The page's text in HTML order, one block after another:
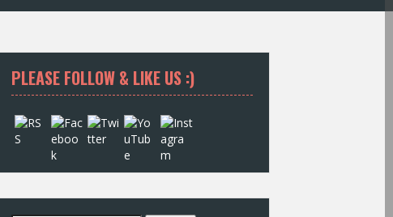
PLEASE FOLLOW & LIKE US :)